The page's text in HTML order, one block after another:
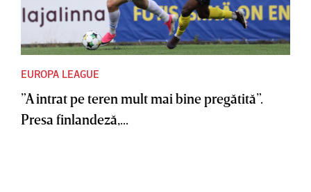
EUROPA LEAGUE
”A intrat pe teren mult mai bine pregătită”.
Presa finlandeză,...